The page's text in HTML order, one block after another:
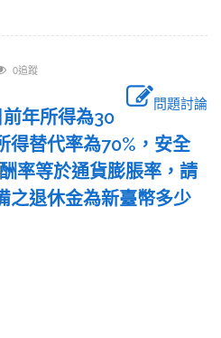
0追蹤
問題討論
年所得為30
得替代率為70%，安全
率等於通貨膨脹率，請
之退休金為新臺幣多少